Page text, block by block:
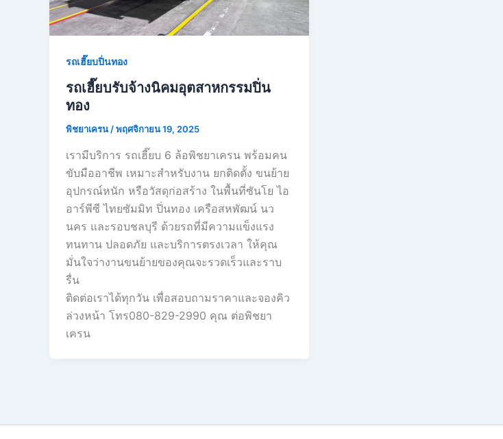
รถเฮี๊ยบปิ่นทอง
รถเฮี๊ยบรับจ้างนิคมอุตสาหกรรมปิ่น
ทอง
พิชยาเครน /พฤศจิกายน 19, 2025
เรามีบริการ รถเฮี๊ยบ 6 ล้อพิชยาเครน พร้อมคน
ขับมืออาชีพ เหมาะสำหรับงาน ยกติดตั้ง ขนย้าย
อุปกรณ์หนัก หรือวัสดุก่อสร้าง ในพื้นที่ซันโย ไอ
อาร์พีซี ไทยซัมมิท ปิ่นทอง เครือสหพัฒน์ นว
นคร และรอบชลบุรี ด้วยรถที่มีความแข็งแรง
ทนทาน ปลอดภัย และบริการตรงเวลา ให้คุณ
มั่นใจว่างานขนย้ายของคุณจะรวดเร็วและราบ
รื่น
ติดต่อเราได้ทุกวัน เพื่อสอบถามราคาและจองคิว
ล่วงหน้า โทร080-829-2990 คุณ ต่อพิชยา
เครน